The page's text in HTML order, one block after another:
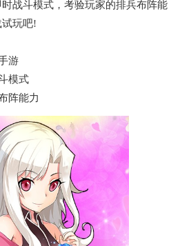
战斗模式，考验玩家的排兵布阵能
玩吧!
游
模式
阵能力